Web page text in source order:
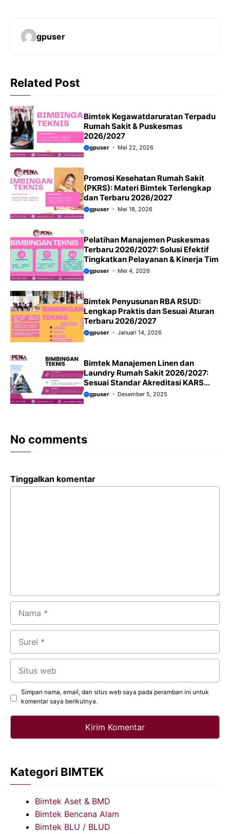
gpuser
Related Post
Bimtek Kegawatdaruratan Terpadu
Rumah Sakit & Puskesmas
2026/2027
gpuser Mei 22, 2026
Promosi Kesehatan Rumah Sakit
(PKRS): Materi Bimtek Terlengkap
dan Terbaru 2026/2027
gpuser Mei 18, 2026
Pelatihan Manajemen Puskesmas
Terbaru 2026/2027: Solusi Efektif
Tingkatkan Pelayanan & Kinerja Tim
gpuser Mei 4, 2026
Bimtek Penyusunan RBA RSUD:
Lengkap Praktis dan Sesuai Aturan
Terbaru 2026/2027
gpuser Januari 14, 2026
Bimtek Manajemen Linen dan
Laundry Rumah Sakit 2026/2027:
Sesuai Standar Akreditasi KARS
Terbaru
gpuser Desember 5, 2025
No comments
Tinggalkan komentar
Simpan nama, email, dan situs web saya pada peramban ini untuk
komentar saya berikutnya.
Kategori BIMTEK
Bimtek Aset & BMD
Bimtek Bencana Alam
Bimtek BLU / BLUD